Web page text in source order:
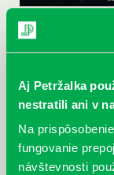
Aj Petržalka
nestratili ani v
Na
fungovanie
návštevnosti